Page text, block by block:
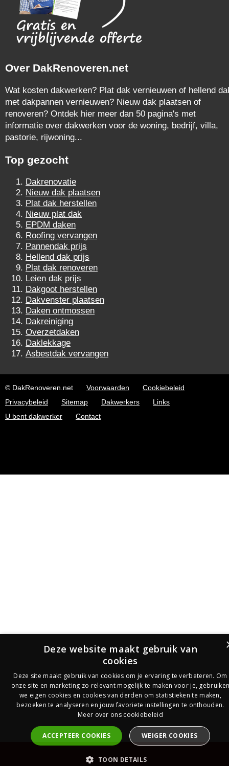
Over DakRenoveren.net
Wat kosten dakwerken? Plat dak vernieuwen of hellend
met dakpannen vernieuwen? Nieuw dak plaatsen of
renoveren? Ontdek hier meer dan 50 pagina's met
informatie over dakwerken voor de woning, bedrijf, villa,
pastorie, rijwoning...
Top gezocht
Dakrenovatie
Nieuw dak plaatsen
Plat dak herstellen
Nieuw plat dak
EPDM daken
Roofing vervangen
Pannendak prijs
Hellend dak prijs
Plat dak renoveren
Leien dak prijs
Dakgoot herstellen
Dakvenster plaatsen
Daken ontmossen
Dakreiniging
Overzetdaken
Daklekkage
Asbestdak vervangen
© DakRenoveren.net Voorwaarden
Cookiebeleid
Privacybeleid
Sitemap Dakwerkers
Links
U bent dakwerker
Contact
PrijsOfferte
Deze website maakt gebruik van
cookies
Deze site maakt gebruik van cookies om je ervaring te verbeteren. Om
onze site en marketing zo relevant mogelijk te maken voor je,
we eigen cookies en cookies van derden om statistieken te maken,
bezoeken te analyseren en jouw favoriete instellingen te onthouden.
Meer over ons cookiebeleid
ACCEPTEER COOKIES WEIGER COOKIES
TOON DETAILS